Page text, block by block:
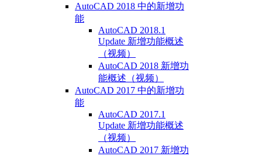
AutoCAD 2018 中的新增功
能
AutoCAD 2018.1
Update 新增功能概述
（视频）
AutoCAD 2018 新增功
能概述（视频）
AutoCAD 2017 中的新增功
能
AutoCAD 2017.1
Update 新增功能概述
（视频）
AutoCAD 2017 新增功